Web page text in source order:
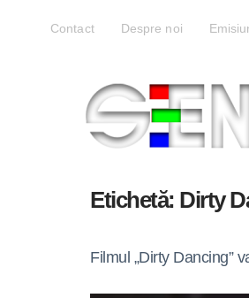
Contact Despre noi
Etichetă: Dirty
Filmul „Dirty Dancing”